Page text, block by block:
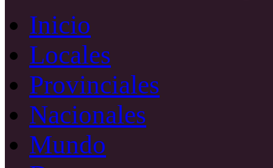
Inicio
Locales
Provinciales
Nacionales
Mundo